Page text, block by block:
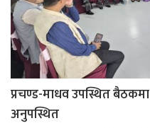
प्रचण्ड-माधव उपस्थित
अनुपस्थित